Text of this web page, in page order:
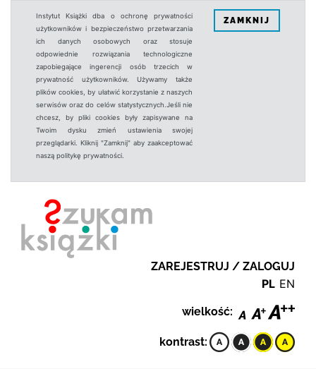
Instytut Książki dba o ochronę prywatności
użytkowników i bezpieczeństwo przetwarzania
ich danych osobowych oraz stosuje
odpowiednie rozwiązania technologiczne
zapobiegające ingerencji osób trzecich w
prywatność użytkowników. Używamy także
plików cookies, by ułatwić korzystanie z naszych
serwisów oraz do celów statystycznych.Jeśli nie
chcesz, by pliki cookies były zapisywane na
Twoim dysku zmień ustawienia swojej
przeglądarki. Kliknij "Zamknij" aby zaakceptować
naszą politykę prywatności.
ZAMKNIJ
ZAREJESTRUJ / ZALOGUJ
PL EN
wielkość:
kontrast: